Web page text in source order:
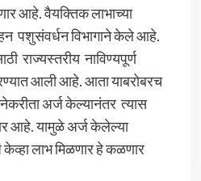
आहे. वैयक्तिक लाभाच्या
पशुसंवर्धन विभागाने केले आहे.
राज्यस्तरीय नाविण्यपूर्ण
आली आहे. आता याबरोबरच
अर्ज केल्यानंतर त्यास
आहे. यामुळे अर्ज केलेल्या
केव्हा लाभ मिळणार हे कळणार